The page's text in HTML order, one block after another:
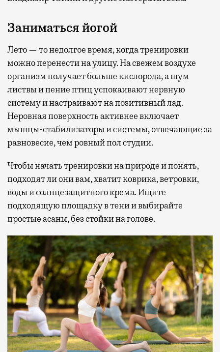
Заниматься йогой
Лето — то недолгое время, когда тренировки
можно перенести на улицу. На свежем воздухе
организм получает больше кислорода, а шум
листвы и пение птиц успокаивают нервную
систему и настраивают на позитивный лад.
Неровная поверхность активнее включает
мышцы-стабилизаторы и системы, отвечающие за
равновесие, чем ровный пол студии.
Чтобы начать тренировки на природе и понять,
подходят ли они вам, хватит коврика, ветровки,
воды и солнцезащитного крема. Ищите
подходящую площадку в тени и выбирайте
простые асаны, без стойки на голове.